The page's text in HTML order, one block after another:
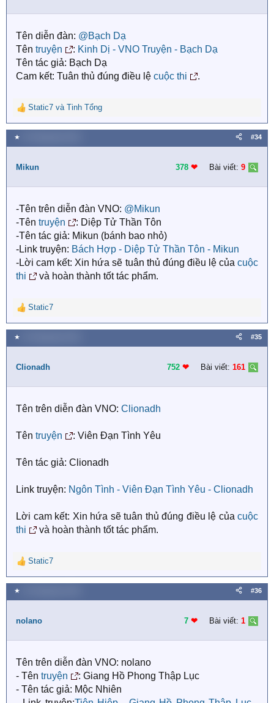
n
Tên diễn đàn: @Bạch Dạ
Tên truyện : Kinh Dị - VNO Truyện - Bạch Dạ
Tên tác giả: Bạch Dạ
Cam kết: Tuân thủ đúng điều lệ cuộc thi .
R
e
a
c
i
n
:
Static7 và Tinh Tổng
★ #34
Mikun 378 ❤︎ Bài viết: 9
-Tên trên diễn đàn VNO: @Mikun
-Tên truyện
: Diệp Tử Thần Tôn
-Tên tác giả: Mikun (bánh bao nhỏ)
-Link truyện: Bách Hợp - Diệp Tử Thần Tôn - Mikun
-Lời cam kết: Xin hứa sẽ tuân thủ đúng điều lệ của cuộc
thi
và hoàn thành tốt tác phẩm.
R
e
a
c
i
n
Static7
★ #35
Clionadh 752 ❤︎ Bài viết: 161
Tên trên diễn đàn VNO: Clionadh
Tên truyện : Viên Đạn Tình Yêu
Tên tác giả: Clionadh
Link truyện: Ngôn Tình - Viên Đạn Tình Yêu - Clionadh
Lời cam kết: Xin hứa sẽ tuân thủ đúng điều lệ của cuộc
thi
và hoàn thành tốt tác phẩm.
R
e
a
c
i
n
Static7
★ #36
nolano 7 ❤︎ Bài viết: 1
Tên trên diễn đàn VNO: nolano
- Tên truyện
: Giang Hồ Phong Thập Lục
- Tên tác giả: Mộc Nhiên